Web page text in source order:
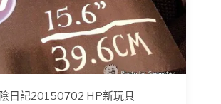
日記20150702 HP新玩具